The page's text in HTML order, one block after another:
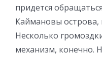
придется
Каймановы острова,
Несколько
механизм, конечно.